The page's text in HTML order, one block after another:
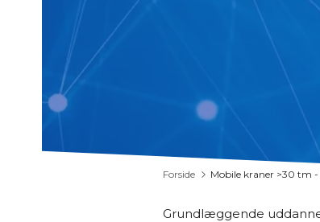
Forside Mobile kraner >30 tm
Grundlæggende